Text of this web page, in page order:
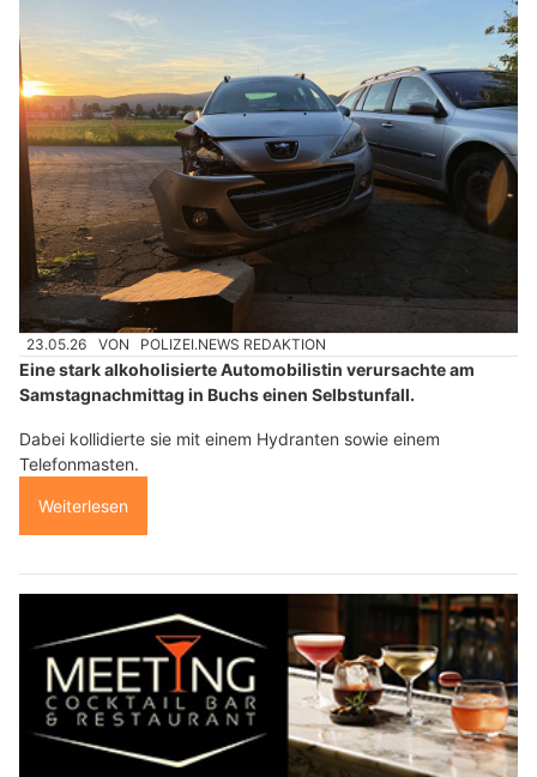
23.05.26 VON POLIZEI.NEWS REDAKTION
Eine stark alkoholisierte Automobilistin verursachte am
Samstagnachmittag in Buchs einen Selbstunfall.
Dabei kollidierte sie mit einem Hydranten sowie einem
Telefonmasten.
Weiterlesen